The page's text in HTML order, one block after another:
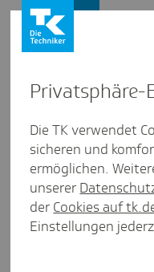
"Durch
tionen
machen"
Inter­view aus Sach­sen-
Presse und Politik
Privat­sphäre-
Die TK verwendet
sicheren und
ermöglichen.
unserer
der Cookies auf
Einstellungen